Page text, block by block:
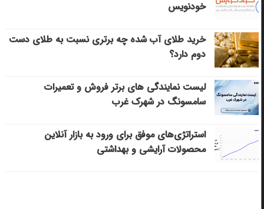
خودنویس
خرید طلای آب شده چه برتری نسبت به طلای دست
دوم دارد؟
لیست نمایندگی های برتر فروش و تعمیرات
سامسونگ در شهرک غرب
استراتژی‌های موفق برای ورود به بازار آنلاین
محصولات آرایشی و بهداشتی